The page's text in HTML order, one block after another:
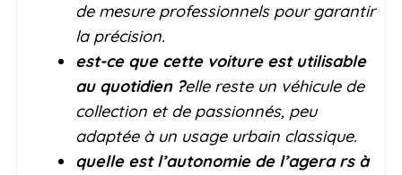
de mesure professionnels pour garantir
la précision.
est-ce que cette voiture est utilisable
au quotidien ?elle reste un véhicule de
collection et de passionnés, peu
adaptée à un usage urbain classique.
quelle est l’autonomie de l’agera rs à